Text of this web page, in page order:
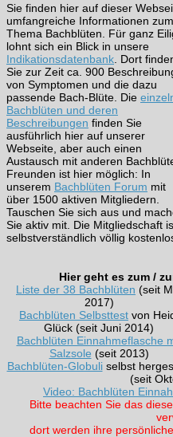
Sie finden hier auf dieser
umfangreiche Informationen zum
Thema Bachblüten. Für ganz
lohnt sich ein Blick in unsere
Indikationsdatenbank . Dort
Sie zur Zeit ca. 900
von Symptomen und die dazu
passende Bach-Blüte. Die
Bachblüten und deren
Beschreibungen finden Sie
ausführlich hier auf unserer
Webseite, aber auch einen
Austausch mit anderen
Freunden ist hier möglich: In
unserem Bachblüten Forum mit
über 1500 aktiven Mitgliedern.
Tauschen Sie sich aus und
Sie aktiv mit. Die Mitgliedschaft
selbstverständlich völlig
Hier geht es zum /
Liste der 38 Bachblüten (seit
2017)
Bachblüten Selbsttest von
Glück (seit Juni 2014)
Bachblüten Einnahmeflasche
Salzsole (seit 2013)
Bachblüten-Globuliselbst
(seit
Video: Bachblüten
Bitte beachten Sie das
dort werden ihre